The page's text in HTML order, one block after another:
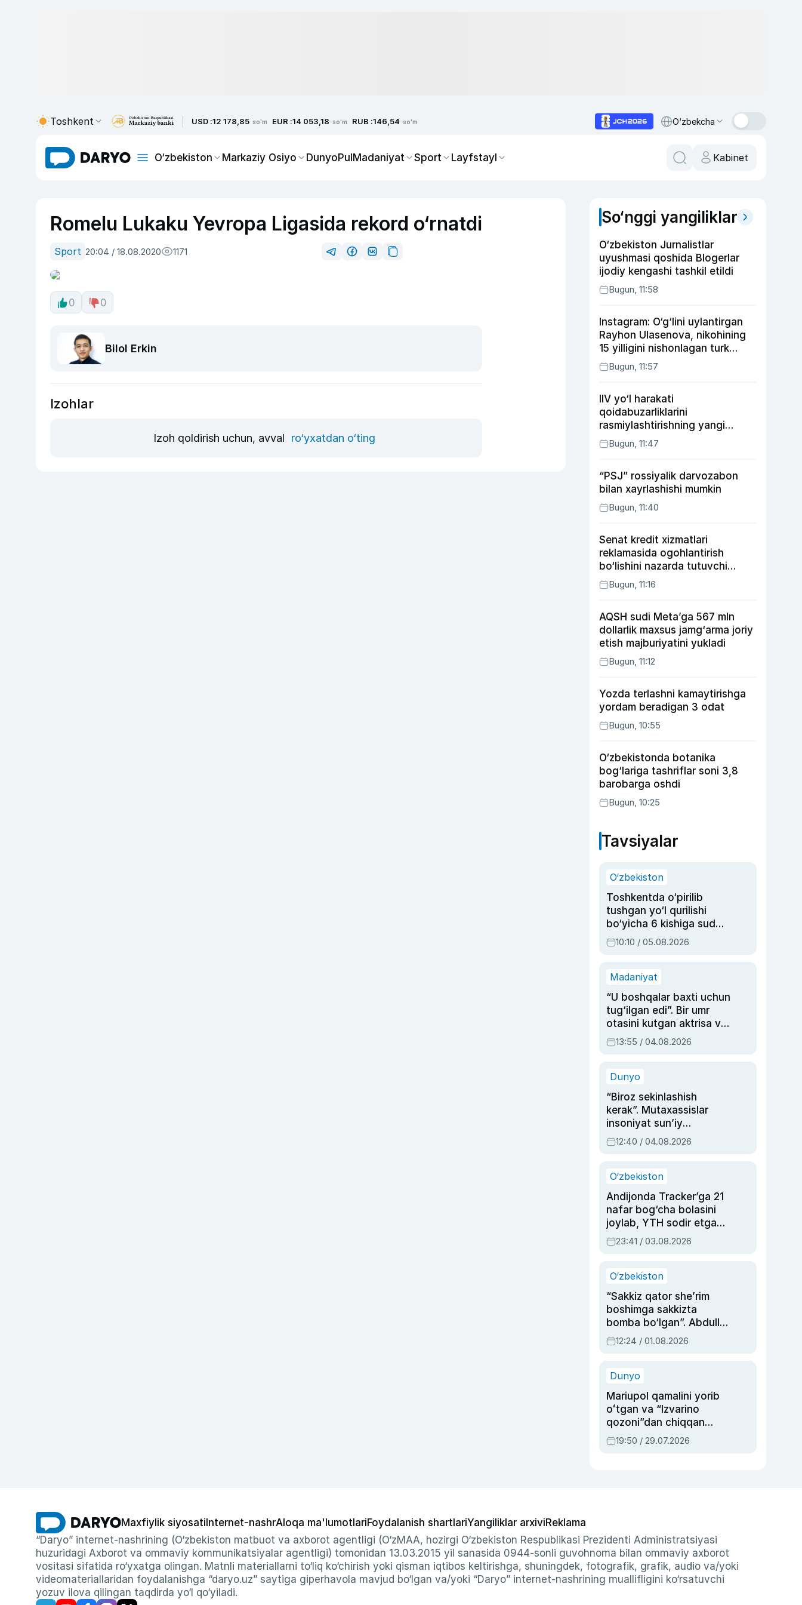
Toshkent USD :12 178,85 so'm EUR :14 053,18 so'm RUB :146,54 so'm O‘zbekcha
O‘zbekiston Markaziy Osiyo DunyoPulMadaniyat Sport Layfstayl Kabinet
Romelu Lukaku Yevropa Ligasida rekord o‘rnatdi
Sport 20:04 / 18.08.2020 1171
0 0
Bilol Erkin
Izohlar
Izoh qoldirish uchun, avval ro‘yxatdan o‘ting
So‘nggi yangiliklar
O‘zbekiston Jurnalistlar
uyushmasi qoshida Blogerlar
ijodiy kengashi tashkil etildi
Bugun, 11:58
Instagram: O‘g‘lini uylantirgan
Rayhon Ulasenova, nikohining
15 yilligini nishonlagan turk
aktyorlari va Kamelot qasriga
sayohat qilgan Zebo Rahimova
Bugun, 11:57
IIV yo‘l harakati
qoidabuzarliklarini
rasmiylashtirishning yangi
tartibini taklif qildi
Bugun, 11:47
“PSJ” rossiyalik darvozabon
bilan xayrlashishi mumkin
Bugun, 11:40
Senat kredit xizmatlari
reklamasida ogohlantirish
bo‘lishini nazarda tutuvchi
qonunni ma’qulladi
Bugun, 11:16
AQSH sudi Meta’ga 567 mln
dollarlik maxsus jamg‘arma joriy
etish majburiyatini yukladi
Bugun, 11:12
Yozda terlashni kamaytirishga
yordam beradigan 3 odat
Bugun, 10:55
O‘zbekistonda botanika
bog‘lariga tashriflar soni 3,8
barobarga oshdi
Bugun, 10:25
Tavsiyalar
O‘zbekiston
Toshkentda o‘pirilib
tushgan yo‘l qurilishi
bo‘yicha 6 kishiga sud
hukmi o‘qildi
10:10 / 05.08.2026
Madaniyat
“U boshqalar baxti uchun
tug‘ilgan edi”. Bir umr
otasini kutgan aktrisa va
dublyaj ustasi Rimma
Ahmedovaning
13:55 / 04.08.2026
Dunyo
“Biroz sekinlashish
kerak”. Mutaxassislar
insoniyat sun’iy
intellektni boshqara
olmay qolishidan xavotir
12:40 / 04.08.2026
O‘zbekiston
Andijonda Tracker’ga 21
nafar bog‘cha bolasini
joylab, YTH sodir etgan
ayolga sud hukmi o‘qildi
23:41 / 03.08.2026
O‘zbekiston
“Sakkiz qator she’rim
boshimga sakkizta
bomba bo‘lgan”. Abdulla
Oripovni siyosiy
ayblovlardan asrab
12:24 / 01.08.2026
Dunyo
Mariupol qamalini yorib
oʻtgan va “Izvarino
qozoni”dan chiqqan
qahramon — Ukraina
armiyasi bosh
19:50 / 29.07.2026
Maxfiylik siyosati Internet-nashrAloqa ma'lumotlariFoydalanish shartlariYangiliklar arxiviReklama
“Daryo” internet-nashrining (O‘zbekiston matbuot va axborot agentligi (O‘zMAA, hozirgi O‘zbekiston Respublikasi Prezidenti Administratsiyasi
huzuridagi Axborot va ommaviy kommunikatsiyalar agentligi) tomonidan 13.03.2015 yil sanasida 0944-sonli guvohnoma bilan ommaviy axborot
vositasi sifatida ro‘yxatga olingan. Matnli materiallarni to‘liq ko‘chirish yoki qisman iqtibos keltirishga, shuningdek, fotografik, grafik, audio va/yoki
videomateriallaridan foydalanishga “daryo.uz” saytiga giperhavola mavjud bo‘lgan va/yoki “Daryo” internet-nashrining muallifligini ko‘rsatuvchi
yozuv ilova qilingan taqdirda yo‘l qo‘yiladi.